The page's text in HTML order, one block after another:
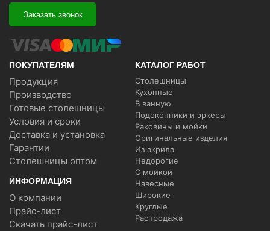
Заказать звонок
ПОКУПАТЕЛЯМ
Продукция
Производство
Готовые столешницы
Условия и сроки
Доставка и установка
Гарантии
Столешницы оптом
ИНФОРМАЦИЯ
О компании
Прайс-лист
Скачать прайс-лист
КАТАЛОГ РАБОТ
Столешницы
Кухонные
В ванную
Подоконники и эркеры
Раковины и мойки
Оригинальные изделия
Из акрила
Недорогие
С мойкой
Навесные
Широкие
Круглые
Распродажа